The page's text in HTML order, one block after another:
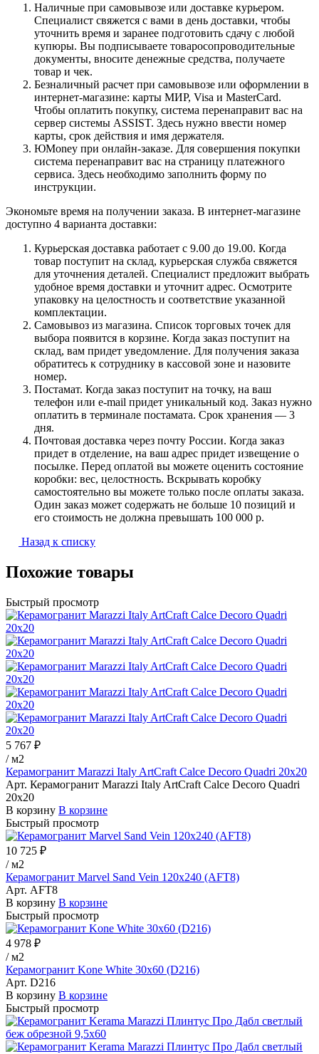
Наличные при самовывозе или доставке курьером.
Специалист свяжется с вами в день доставки, чтобы
уточнить время и заранее подготовить сдачу с любой
купюры. Вы подписываете товаросопроводительные
документы, вносите денежные средства, получаете
товар и чек.
Безналичный расчет при самовывозе или оформлении в
интернет-магазине: карты МИР, Visa и MasterCard.
Чтобы оплатить покупку, система перенаправит вас на
сервер системы ASSIST. Здесь нужно ввести номер
карты, срок действия и имя держателя.
ЮMoney при онлайн-заказе. Для совершения покупки
система перенаправит вас на страницу платежного
сервиса. Здесь необходимо заполнить форму по
инструкции.
Экономьте время на получении заказа. В интернет-магазине
доступно 4 варианта доставки:
Курьерская доставка работает с 9.00 до 19.00. Когда
товар поступит на склад, курьерская служба свяжется
для уточнения деталей. Специалист предложит выбрать
удобное время доставки и уточнит адрес. Осмотрите
упаковку на целостность и соответствие указанной
комплектации.
Самовывоз из магазина. Список торговых точек для
выбора появится в корзине. Когда заказ поступит на
склад, вам придет уведомление. Для получения заказа
обратитесь к сотруднику в кассовой зоне и назовите
номер.
Постамат. Когда заказ поступит на точку, на ваш
телефон или e-mail придет уникальный код. Заказ нужно
оплатить в терминале постамата. Срок хранения — 3
дня.
Почтовая доставка через почту России. Когда заказ
придет в отделение, на ваш адрес придет извещение о
посылке. Перед оплатой вы можете оценить состояние
коробки: вес, целостность. Вскрывать коробку
самостоятельно вы можете только после оплаты заказа.
Один заказ может содержать не больше 10 позиций и
его стоимость не должна превышать 100 000 р.
Назад к списку
Похожие товары
Быстрый просмотр
5 767 ₽
/ м2
Керамогранит Marazzi Italy ArtCraft Calce Decoro Quadri 20x20
Арт. Керамогранит Marazzi Italy ArtCraft Calce Decoro Quadri
20x20
В корзину В корзине
Быстрый просмотр
10 725 ₽
/ м2
Керамогранит Marvel Sand Vein 120x240 (AFT8)
Арт. AFT8
В корзину В корзине
Быстрый просмотр
4 978 ₽
/ м2
Керамогранит Kone White 30x60 (D216)
Арт. D216
В корзину В корзине
Быстрый просмотр